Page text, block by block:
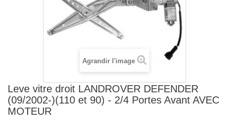
Agrandir l'image
Leve vitre droit LANDROVER DEFENDER
(09/2002-)(110 et 90) - 2/4 Portes Avant AVEC
MOTEUR